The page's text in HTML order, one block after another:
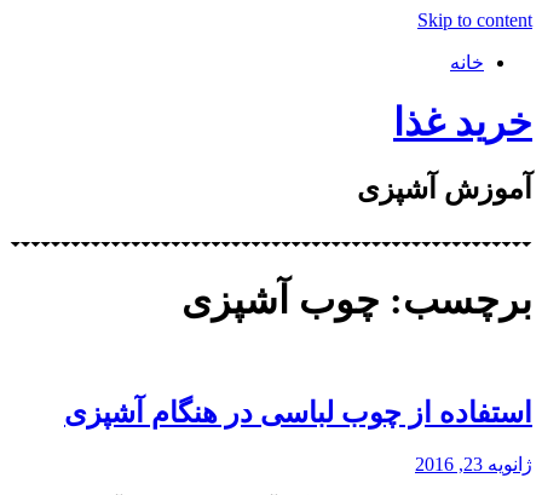
Skip to content
خانه
خرید غذا
آموزش آشپزی
برچسب: چوب آشپزی
استفاده از چوب لباسی در هنگام آشپزی
ژانویه 23, 2016